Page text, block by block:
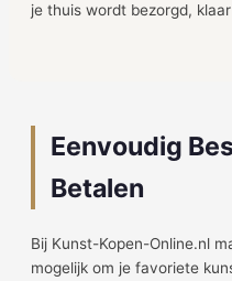
je thuis wordt bezorgd,
Eenvoudig
Betalen
Bij Kunst-Kopen-Online.nl
mogelijk om je favoriete